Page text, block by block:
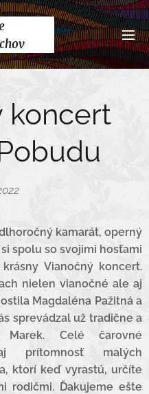
koncert
kamarát, operný
spolu so svojimi hosťami
Vianočný koncert.
nielen vianočné ale aj
Magdaléna Pažitná a
sprevádzal už tradične a
Celé čarovné
prítomnosť malých
ktorí keď vyrastú, určíte
rodičmi. Ďakujeme ešte